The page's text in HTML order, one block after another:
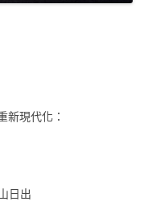
新現代化：
日出